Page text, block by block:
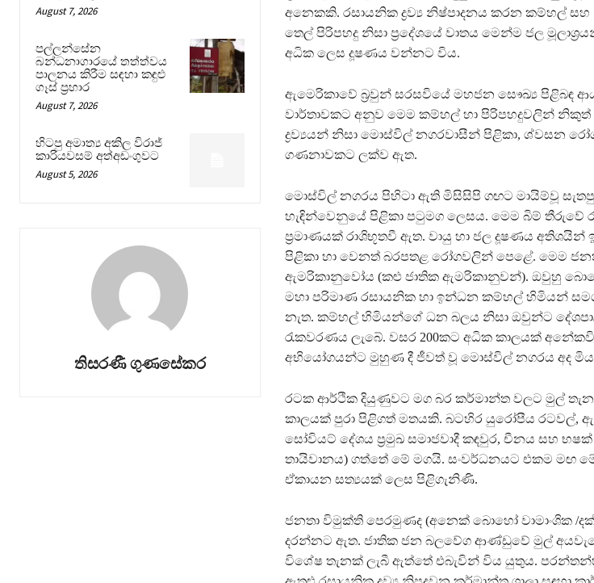
August 7, 2026
පල්ලන්සේන
බන්ධනාගාරයේ තත්ත්වය
පාලනය කිරීම සඳහා කඳුළු
ගෑස් ප්‍රහාර
August 7, 2026
හිටපු අමාත්‍ය අකිල විරාජ්
කාරියවසම් අත්අඩංගුවට
August 5, 2026
තිසරණී ගුණසේකර
අනෙකකි. රසායනික ද්‍රව්‍ය නිෂ්පාදනය කරන කම්හල් සහ
තෙල් පිරිපහදු නිසා ප්‍රදේශයේ වාතය මෙන්ම ජල
අධික ලෙස දූෂණය වන්නට විය.
ඇමෙරිකාවේ බ්‍රවුන් සරසවියේ මහජන සෞඛ්‍ය පිළිබඳ
වාර්තාවකට අනුව මෙම කම්හල් හා පිරිපහදුවලින්
ද්‍රව්‍යයන් නිසා මොස්විල් නගරවාසීන් පිළිකා, ශ්වසන
ගණනාවකට ලක්ව ඇත.
මොස්විල් නගරය පිහිටා ඇති මිසිසිපි ගඟට මායිම්වූ
හැඳින්වෙනුයේ පිළිකා පටුමග ලෙසය. මෙම බිම් තීරුවේ
ප්‍රමාණයක් රාශිභූතවී ඇත. වායු හා ජල දූෂණය
පිළිකා හා වෙනත් බරපතළ රෝගවලින් පෙළේ. මෙම
ඇමරිකානුවෝය (කළු ජාතික ඇමරිකානුවන්). ඔවුහු
මහා පරිමාණ රසායනික හා ඉන්ධන කම්හල් හිමියන්
නැත. කම්හල් හිමියන්ගේ ධන බලය නිසා ඔවුන්ට
රැකවරණය ලැබේ. වසර 200කට අධික කාලයක්
අභියෝගයන්ට මුහුණ දී ජීවත් වූ මොස්විල් නගරය අද
රටක ආර්ථික දියුණුවට මග බර කර්මාන්ත වලට මුල්
කාලයක් පුරා පිළිගත් මතයකි. බටහිර යුරෝපීය රටවල්,
සෝවියට් දේශය ප්‍රමුඛ සමාජවාදී කඳවුර, චීනය සහ
තායිවානය) ගත්තේ මේ මගයි. සංවර්ධනයට එකම මඟ
ඒකායන සත්‍යයක් ලෙස පිළිගැනිණි.
ජනතා විමුක්ති පෙරමුණද (අනෙක් බොහෝ වාමාංශික /
දරන්නට ඇත. ජාතික ජන බලවේග ආණ්ඩුවේ මුල්
විශේෂ තැනක් ලැබී ඇත්තේ එබැවින් විය යුතුය.